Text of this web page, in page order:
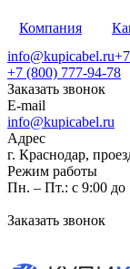
Компания
info@kupicabel.ru
+7 (800) 777-94-78
Заказать звонок
E-mail
info@kupicabel.ru
Адрес
г. Краснодар,
Режим работы
Пн. – Пт.: с 9:00 до
Заказать звонок